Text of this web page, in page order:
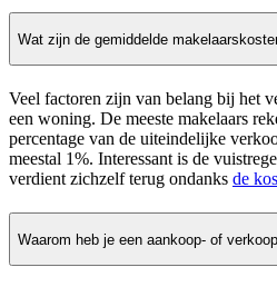
Wat zijn de gemiddelde
Veel factoren zijn van belang bij het
een woning. De meeste makelaars
percentage van de uiteindelijke
meestal 1%. Interessant is de
verdient zichzelf terug ondanks de
Waarom heb je een aankoop- of